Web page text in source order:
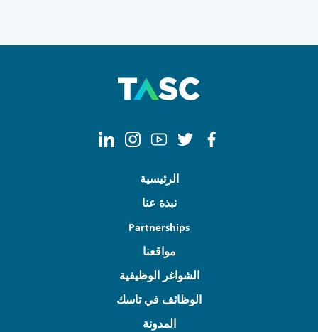
الرئيسية
نبذة عنا
Partnerships
مواقعنا
الشواغر الوظيفية
الوظائف في تاسك
المدونة